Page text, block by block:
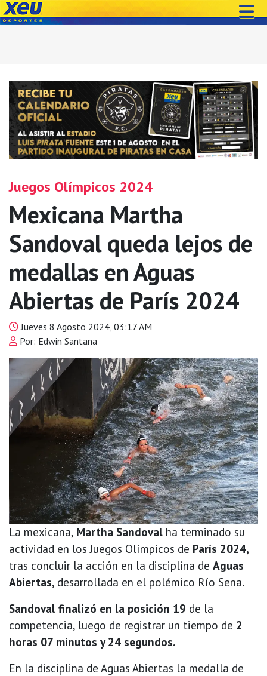
Juegos Olímpicos 2024
Mexicana Martha
Sandoval queda lejos de
medallas en Aguas
Abiertas de París 2024
Jueves 8 Agosto 2024, 03:17 AM
Por: Edwin Santana
La mexicana, Martha Sandoval ha terminado su
actividad en los Juegos Olímpicos de París 2024,
tras concluir la acción en la disciplina de Aguas
Abiertas, desarrollada en el polémico Río Sena.
Sandoval finalizó en la posición 19 de la
competencia, luego de registrar un tiempo de 2
horas 07 minutos y 24 segundos.
En la disciplina de Aguas Abiertas la medalla de